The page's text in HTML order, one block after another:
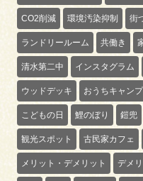
CO2削減 環境汚染抑制 街
ランドリールーム 共働き
清水第二中 インスタグラム
ウッドデッキ おうちキャンプ
こどもの日 鯉のぼり 鎧兜
観光スポット 古民家カフェ
メリット・デメリット デメ